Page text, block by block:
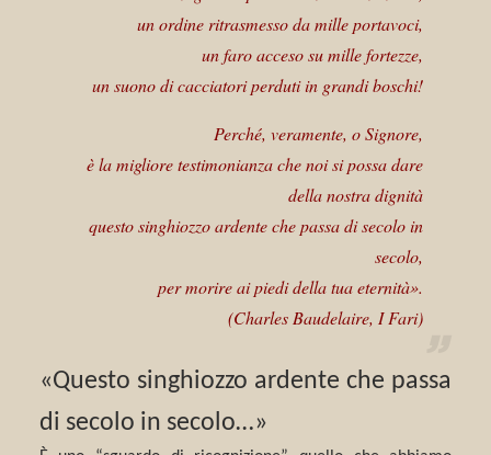
un ordine ritrasmesso da mille portavoci,
un faro acceso su mille fortezze,
un suono di cacciatori perduti in grandi boschi!
Perché, veramente, o Signore,
è la migliore testimonianza che noi si possa dare
della nostra dignità
questo singhiozzo ardente che passa di secolo in
secolo,
per morire ai piedi della tua eternità».
(Charles Baudelaire, I Fari)
«Questo singhiozzo ardente che passa
di secolo in secolo…»